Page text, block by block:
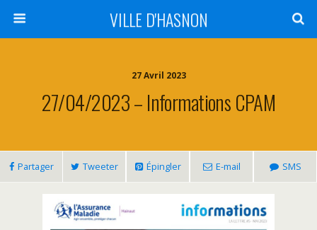
VILLE D'HASNON
27 Avril 2023
27/04/2023 – Informations CPAM
Partager Tweeter Épingler E-mail SMS